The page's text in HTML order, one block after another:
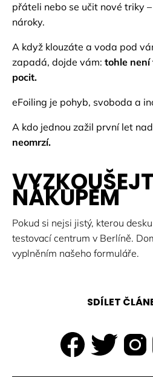
přáteli nebo se učit nové triky
nároky.
A když klouzáte a voda pod
zapadá, dojde vám: tohle není
pocit.
eFoiling je pohyb, svoboda a
A kdo jednou zažil první let
neomrzí.
NÁKUPEM
Pokud si nejsi jistý, kterou
testovací centrum v Berlíně.
vyplněním našeho formuláře.
SDÍLET